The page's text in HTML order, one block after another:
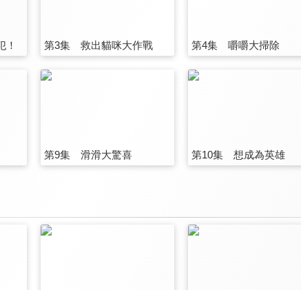
第3集 救出貓咪大作戰 第4集 嚼嚼大掃除
第9集 滑滑大驚喜 第10集 想成為英雄